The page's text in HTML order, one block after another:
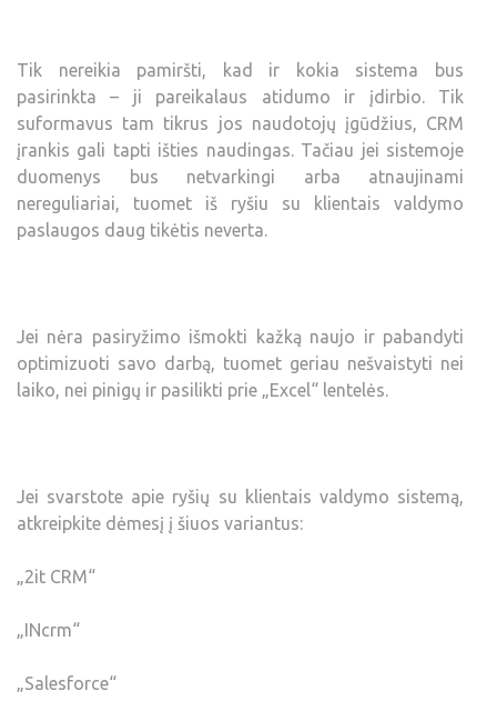
Tik nereikia pamiršti, kad ir kokia sistema bus
pasirinkta – ji pareikalaus atidumo ir įdirbio. Tik
suformavus tam tikrus jos naudotojų įgūdžius, CRM
įrankis gali tapti išties naudingas. Tačiau jei sistemoje
duomenys bus netvarkingi arba atnaujinami
nereguliariai, tuomet iš ryšiu su klientais valdymo
paslaugos daug tikėtis neverta.
Jei nėra pasiryžimo išmokti kažką naujo ir pabandyti
optimizuoti savo darbą, tuomet geriau nešvaistyti nei
laiko, nei pinigų ir pasilikti prie „Excel“ lentelės.
Jei svarstote apie ryšių su klientais valdymo sistemą,
atkreipkite dėmesį į šiuos variantus:
„2it CRM“
„INcrm“
„Salesforce“